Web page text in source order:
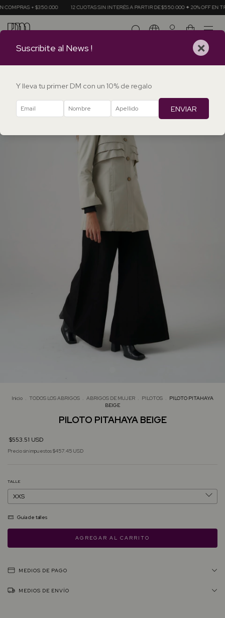
$350.000 12 CUOTAS SIN INTERÉS A PARTIR DE $550.000 ✦ 20% OFF EN
0
Inicio . TODOS LOS ABRIGOS . ABRIGOS DE MUJER . PILOTOS . PILOTO PITAHAYA
BEIGE
PILOTO PITAHAYA BEIGE
$553.51 USD
Precio sin impuestos$457.45 USD
TALLE
Guía de talles
MEDIOS DE PAGO
MEDIOS DE ENVÍO
Suscribite al News ! ×
Y lleva tu primer DM con un 10% de regalo
ENVIAR